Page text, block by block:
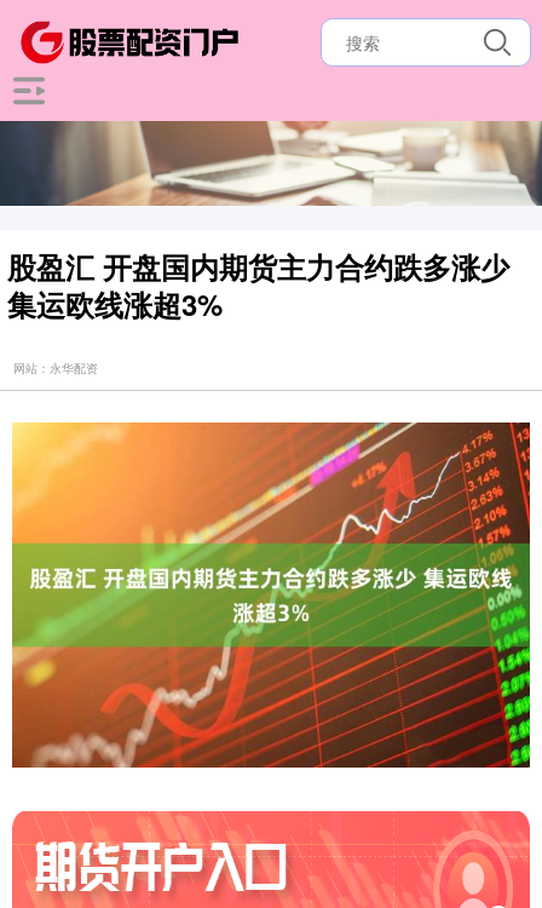
股盈汇 开盘国内期货主力合约跌多涨少
集运欧线涨超3%
网站：永华配资